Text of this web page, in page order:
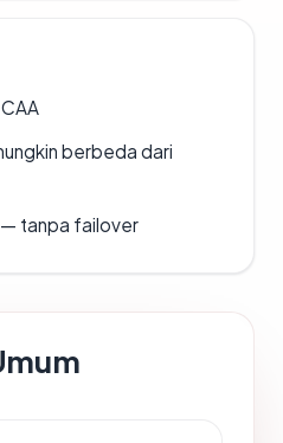
berbeda dari
tanpa failover